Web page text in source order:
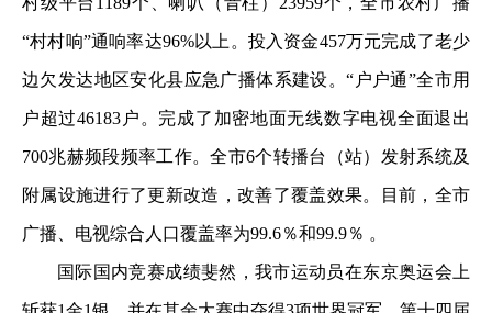
“村村响”通响率达96%以上。投入资金457万元完成了老少
边欠发达地区安化县应急广播体系建设。“户户通”全市用
户超过46183户。完成了加密地面无线数字电视全面退出
700兆赫频段频率工作。全市6个转播台（站）发射系统及
附属设施进行了更新改造，改善了覆盖效果。目前，全市
广播、电视综合人口覆盖率为99.6％和99.9％ 。
国际国内竞赛成绩斐然，我市运动员在东京奥运会上